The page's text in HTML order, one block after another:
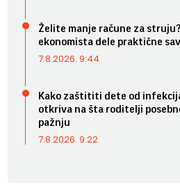
Želite manje račune za
ekonomista dele praktične
7.8.2026. 9:44
Kako zaštititi dete od
otkriva na šta roditelji
pažnju
7.8.2026. 9:22